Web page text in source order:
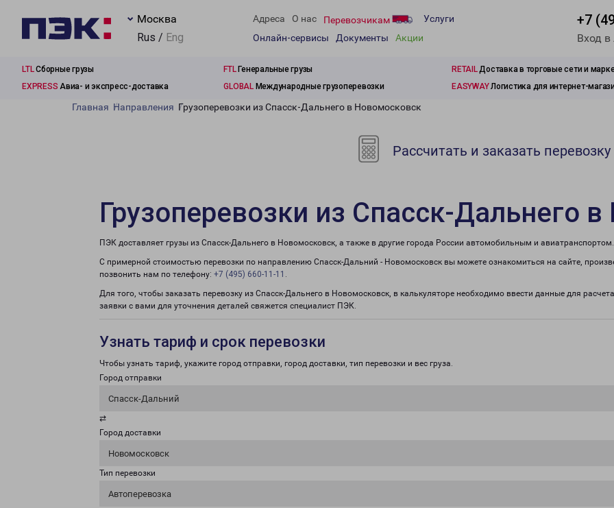
Москва
Rus / Eng
Адреса О нас Перевозчикам
Услуги
Онлайн-сервисы
Документы Акции
+7
Вход
LTLСборные грузы FTLГенеральные грузы RETAILДоставка в торговые сети и
EXPRESS Авиа- и экспресс-доставка GLOBALМеждународные грузоперевозки EASYWAYЛогистика для интернет-
Главная Направления Грузоперевозки из Спасск-Дальнего в Новомосковск
Рассчитать и заказать перевозку
Грузоперевозки из Спасск-Дальнего
ПЭК доставляет грузы из Спасск-Дальнего в Новомосковск, а также в другие города России автомобильным и авиатранспортом.
С примерной стоимостью перевозки по направлению Спасск-Дальний - Новомосковск вы можете ознакомиться на сайте,
позвонить нам по телефону: +7 (495) 660-11-11 .
Для того, чтобы заказать перевозку из Спасск-Дальнего в Новомосковск, в калькуляторе необходимо ввести данные для
заявки с вами для уточнения деталей свяжется специалист ПЭК.
Узнать тариф и срок перевозки
Чтобы узнать тариф, укажите город отправки, город доставки, тип перевозки и вес груза.
Город отправки
Спасск-Дальний
⇄
Город доставки
Новомосковск
Тип перевозки
Автоперевозка